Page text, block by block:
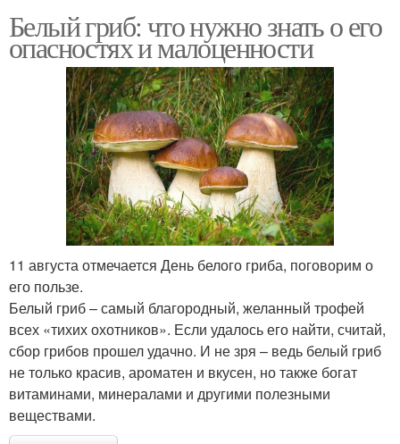
Белый гриб: что нужно знать о его
опасностях и малоценности
11 августа отмечается День белого гриба, поговорим о
его пользе.
Белый гриб – самый благородный, желанный трофей
всех «тихих охотников». Если удалось его найти, считай,
сбор грибов прошел удачно. И не зря – ведь белый гриб
не только красив, ароматен и вкусен, но также богат
витаминами, минералами и другими полезными
веществами.